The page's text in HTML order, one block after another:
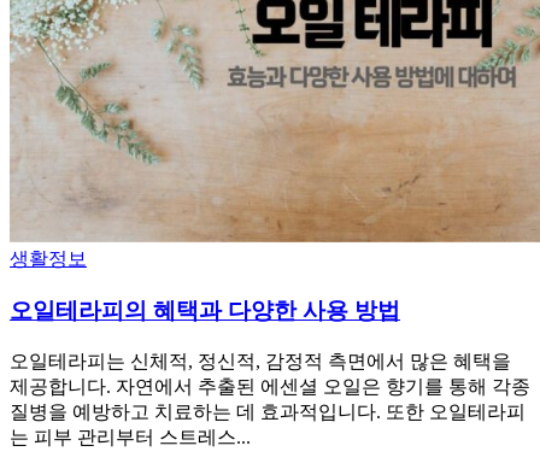
생활정보
오일테라피의 혜택과 다양한 사용 방법
오일테라피는 신체적, 정신적, 감정적 측면에서 많은 혜택을
제공합니다. 자연에서 추출된 에센셜 오일은 향기를 통해 각종
질병을 예방하고 치료하는 데 효과적입니다. 또한 오일테라피
는 피부 관리부터 스트레스...